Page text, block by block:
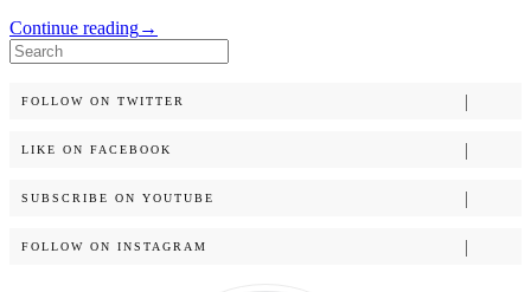
Continue reading→
Search
for:
FOLLOW ON TWITTER
LIKE ON FACEBOOK
SUBSCRIBE ON YOUTUBE
FOLLOW ON INSTAGRAM